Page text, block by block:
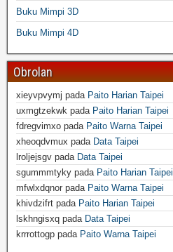
Buku Mimpi 3D
Buku Mimpi 4D
Obrolan
xieyvpvymj pada Paito Harian Taipei
uxmgtzekwk pada Paito Harian Taipei
fdregvimxo pada Paito Warna Taipei
xheoqdvmux pada Data Taipei
lroljejsgv pada Data Taipei
sgummmtyky pada Paito Harian Taipei
mfwlxdqnor pada Paito Warna Taipei
khivdzifrt pada Paito Harian Taipei
lskhngisxq pada Data Taipei
krrrottogp pada Paito Warna Taipei